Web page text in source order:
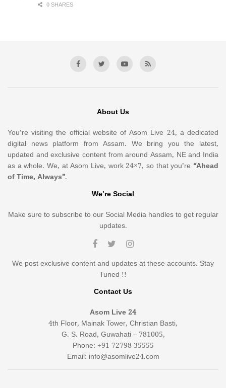
0 SHARES
About Us
You’re visiting the official website of Asom Live 24, a dedicated
digital news platform from Assam. We bring you the latest,
updated and exclusive content from around Assam, NE and India
as a whole. We, at Asom Live, work 24×7, so that you’re “Ahead
of Time, Always”.
We’re Social
Make sure to subscribe to our Social Media handles to get regular
updates.
We post exclusive content and updates at these accounts. Stay
Tuned !!
Contact Us
Asom Live 24
4th Floor, Mainak Tower, Christian Basti,
G. S. Road, Guwahati – 781005,
Phone: +91 72798 35555
Email: info@asomlive24.com